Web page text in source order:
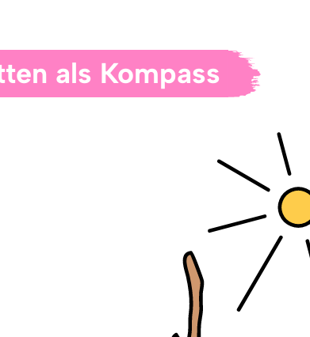
als Kompass